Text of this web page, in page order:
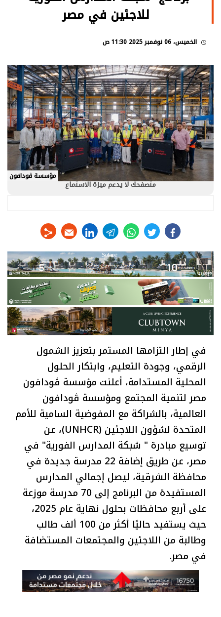
للاجئين في مصر
الخميس، 06 نوفمبر 2025 11:30 ص
مؤسسة ڤودافون
متصفحك لا يدعم ميزة الاستماع
facebook
twitter
whats
telegram
linkedin
في إطار التزامها المستمر بتعزيز الشمول
الرقمي، وجودة التعليم، وابتكار الحلول
المحلية المستدامة، أعلنت مؤسسة ڤودافون
مصر لتنمية المجتمع ومؤسسة ڤودافون
العالمية، بالشراكة مع المفوضية السامية للأمم
المتحدة لشؤون اللاجئين (UNHCR)، عن
توسيع مبادرة " شبكة المدارس الفورية" في
مصر، عن طريق إضافة 22 مدرسة جديدة في
محافظة الشرقية، ليصل إجمالي المدارس
المستفيدة من البرنامج إلى 70 مدرسة موزعة
على أربع محافظات بحلول نهاية عام 2025،
حيث يستفيد حاليًا أكثر من 100 ألف طالب
وطالبة من اللاجئين والمجتمعات المستضافة
في مصر.